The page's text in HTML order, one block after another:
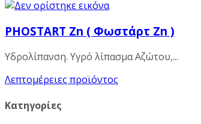
PHOSTART Zn ( Φωστάρτ Zn )
Υδρολίπανση. Υγρό λίπασμα Aζώτου,...
Λεπτομέρειες προϊόντος
Κατηγορίες